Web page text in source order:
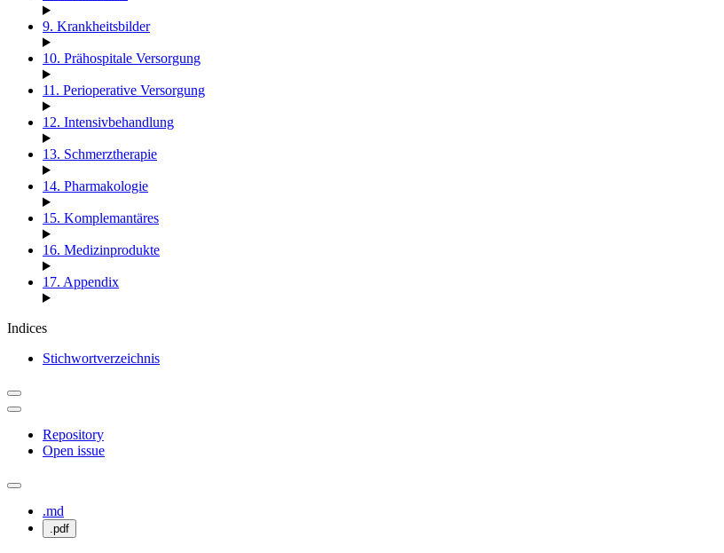
9. Krankheitsbilder
10. Prähospitale Versorgung
11. Perioperative Versorgung
12. Intensivbehandlung
13. Schmerztherapie
14. Pharmakologie
15. Komplemantäres
16. Medizinprodukte
17. Appendix
Indices
Stichwortverzeichnis
Repository
Open issue
.md
.pdf